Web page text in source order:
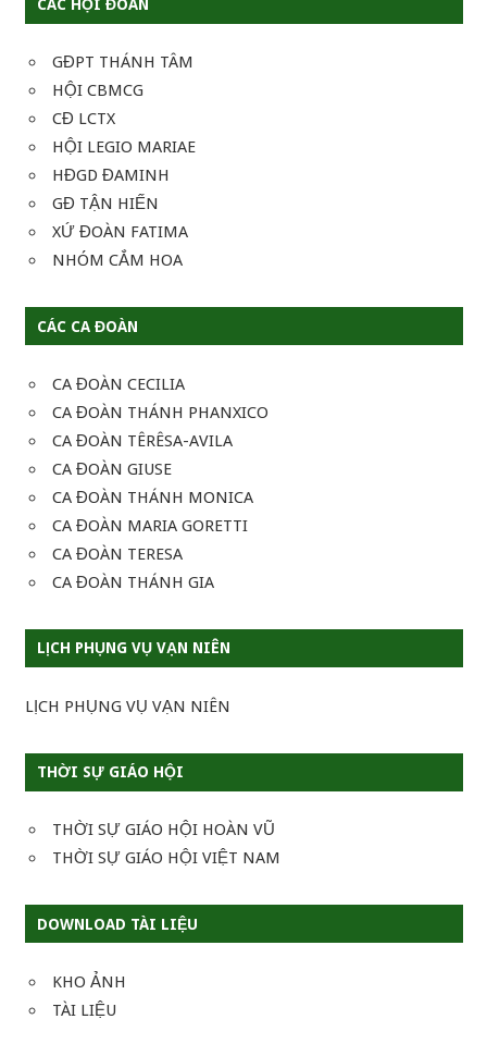
CÁC HỘI ĐOÀN
GĐPT THÁNH TÂM
HỘI CBMCG
CĐ LCTX
HỘI LEGIO MARIAE
HĐGD ĐAMINH
GĐ TẬN HIẾN
XỨ ĐOÀN FATIMA
NHÓM CẮM HOA
CÁC CA ĐOÀN
CA ĐOÀN CECILIA
CA ĐOÀN THÁNH PHANXICO
CA ĐOÀN TÊRÊSA-AVILA
CA ĐOÀN GIUSE
CA ĐOÀN THÁNH MONICA
CA ĐOÀN MARIA GORETTI
CA ĐOÀN TERESA
CA ĐOÀN THÁNH GIA
LỊCH PHỤNG VỤ VẠN NIÊN
LỊCH PHỤNG VỤ VẠN NIÊN
THỜI SỰ GIÁO HỘI
THỜI SỰ GIÁO HỘI HOÀN VŨ
THỜI SỰ GIÁO HỘI VIỆT NAM
DOWNLOAD TÀI LIỆU
KHO ẢNH
TÀI LIỆU